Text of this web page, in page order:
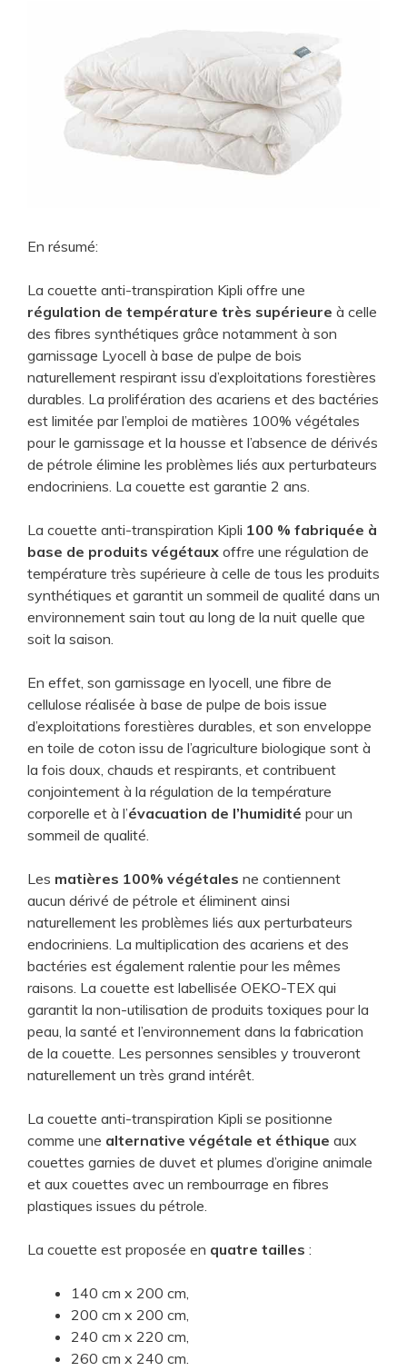
En résumé:
La couette anti-transpiration Kipli offre une
régulation de température très supérieure à celle
des fibres synthétiques grâce notamment à son
garnissage Lyocell à base de pulpe de bois
naturellement respirant issu d’exploitations forestières
durables. La prolifération des acariens et des bactéries
est limitée par l’emploi de matières 100% végétales
pour le garnissage et la housse et l’absence de dérivés
de pétrole élimine les problèmes liés aux perturbateurs
endocriniens. La couette est garantie 2 ans.
La couette anti-transpiration Kipli 100 % fabriquée à
base de produits végétaux offre une régulation de
température très supérieure à celle de tous les produits
synthétiques et garantit un sommeil de qualité dans un
environnement sain tout au long de la nuit quelle que
soit la saison.
En effet, son garnissage en lyocell, une fibre de
cellulose réalisée à base de pulpe de bois issue
d’exploitations forestières durables, et son enveloppe
en toile de coton issu de l’agriculture biologique sont à
la fois doux, chauds et respirants, et contribuent
conjointement à la régulation de la température
corporelle et à l’évacuation de l’humidité pour un
sommeil de qualité.
Les matières 100% végétales ne contiennent
aucun dérivé de pétrole et éliminent ainsi
naturellement les problèmes liés aux perturbateurs
endocriniens. La multiplication des acariens et des
bactéries est également ralentie pour les mêmes
raisons. La couette est labellisée OEKO-TEX qui
garantit la non-utilisation de produits toxiques pour la
peau, la santé et l’environnement dans la fabrication
de la couette. Les personnes sensibles y trouveront
naturellement un très grand intérêt.
La couette anti-transpiration Kipli se positionne
comme une alternative végétale et éthique aux
couettes garnies de duvet et plumes d’origine animale
et aux couettes avec un rembourrage en fibres
plastiques issues du pétrole.
La couette est proposée en quatre tailles :
140 cm x 200 cm,
200 cm x 200 cm,
240 cm x 220 cm,
260 cm x 240 cm.